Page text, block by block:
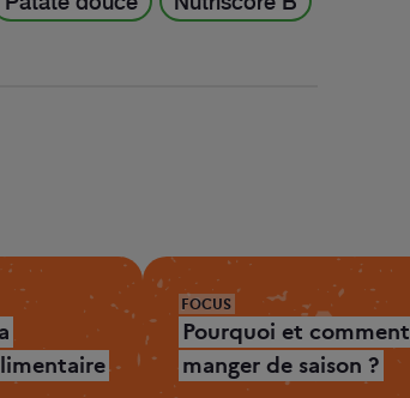
FOCUS
Pourquoi et comment
manger de saison ?